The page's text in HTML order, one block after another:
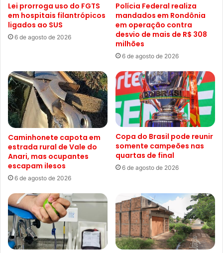
Lei prorroga uso do FGTS
em hospitais filantrópicos
ligados ao SUS
6 de agosto de 2026
Polícia Federal realiza
mandados em Rondônia
em operação contra
desvio de mais de R$ 308
milhões
6 de agosto de 2026
Caminhonete capota em
estrada rural de Vale do
Anari, mas ocupantes
escapam ilesos
6 de agosto de 2026
Copa do Brasil pode reunir
somente campeões nas
quartas de final
6 de agosto de 2026